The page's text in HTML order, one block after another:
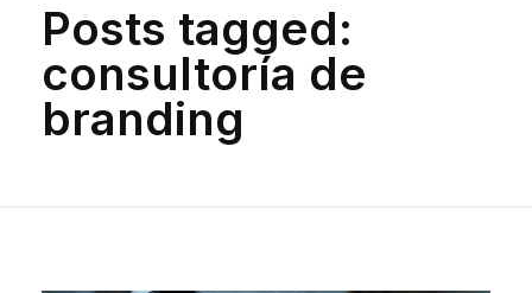
Posts tagged:
consultoría de
branding